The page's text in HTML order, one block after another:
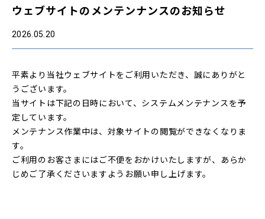
ウェブサイトのメンテンナンスのお知らせ
2026.05.20
平素より当社ウェブサイトをご利用いただき、誠にありがと
うございます。
当サイトは下記の日時において、システムメンテナンスを予
定しています。
メンテナンス作業中は、対象サイトの閲覧ができなくなりま
す。
ご利用のお客さまにはご不便をおかけいたしますが、あらか
じめご了承くださいますようお願い申し上げます。